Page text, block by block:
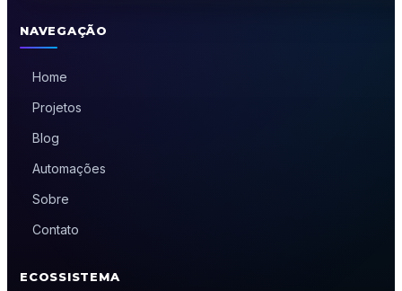
NAVEGAÇÃO
Home
Projetos
Blog
Automações
Sobre
Contato
ECOSSISTEMA